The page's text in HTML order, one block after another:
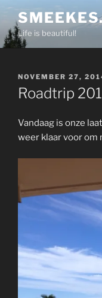
contentLife is beautiful!
POSTED
ON
NOVEMBER 27,
Roadtrip
Vandaag is onze
weer klaar voor om